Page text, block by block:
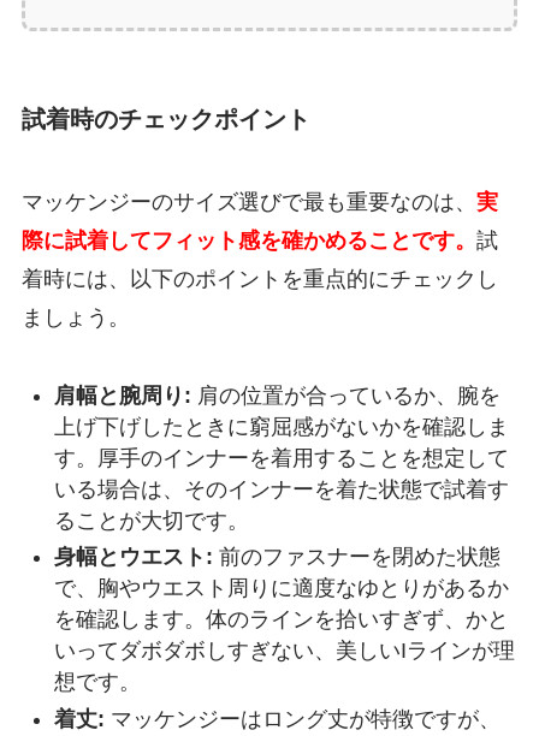
試着時のチェックポイント
マッケンジーのサイズ選びで最も重要なのは、 実
際に試着してフィット感を確かめることです。 試
着時には、以下のポイントを重点的にチェックし
ましょう。
肩幅と腕周り: 肩の位置が合っているか、腕を
上げ下げしたときに窮屈感がないかを確認しま
す。厚手のインナーを着用することを想定して
いる場合は、そのインナーを着た状態で試着す
ることが大切です。
身幅とウエスト: 前のファスナーを閉めた状態
で、胸やウエスト周りに適度なゆとりがあるか
を確認します。体のラインを拾いすぎず、かと
いってダボダボしすぎない、美しいIラインが理
想です。
着丈: マッケンジーはロング丈が特徴ですが、